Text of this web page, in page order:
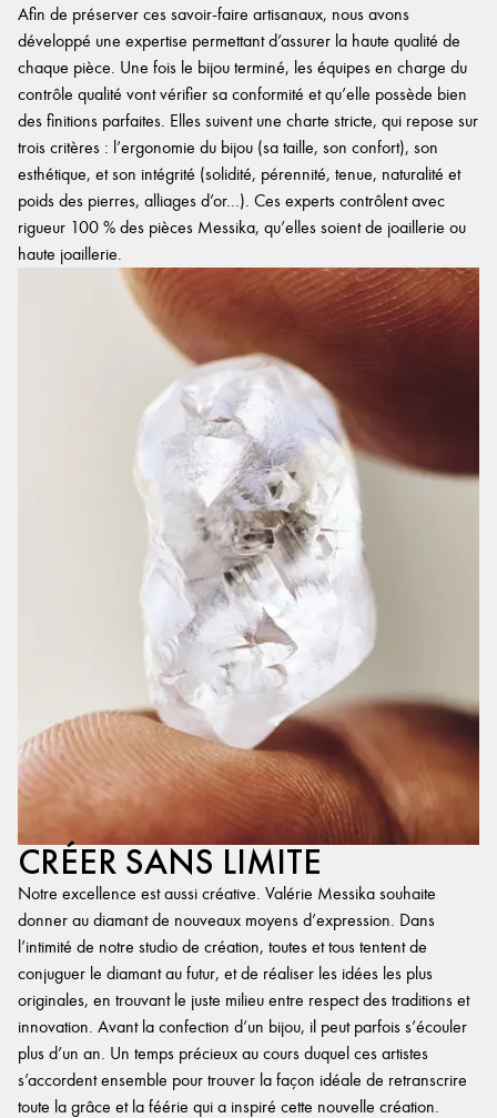
Afin de préserver ces savoir-faire artisanaux, nous avons
développé une expertise permettant d’assurer la haute qualité de
chaque pièce. Une fois le bijou terminé, les équipes en charge du
contrôle qualité vont vérifier sa conformité et qu’elle possède bien
des finitions parfaites. Elles suivent une charte stricte, qui repose sur
trois critères : l’ergonomie du bijou (sa taille, son confort), son
esthétique, et son intégrité (solidité, pérennité, tenue, naturalité et
poids des pierres, alliages d’or…). Ces experts contrôlent avec
rigueur 100 % des pièces Messika, qu’elles soient de joaillerie ou
haute joaillerie.
CRÉER SANS LIMITE
Notre excellence est aussi créative. Valérie Messika souhaite
donner au diamant de nouveaux moyens d’expression. Dans
l’intimité de notre studio de création, toutes et tous tentent de
conjuguer le diamant au futur, et de réaliser les idées les plus
originales, en trouvant le juste milieu entre respect des traditions et
innovation. Avant la confection d’un bijou, il peut parfois s’écouler
plus d’un an. Un temps précieux au cours duquel ces artistes
s’accordent ensemble pour trouver la façon idéale de retranscrire
toute la grâce et la féérie qui a inspiré cette nouvelle création.